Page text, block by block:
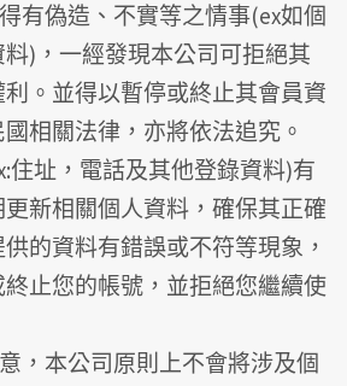
有偽造、不實等之情事(ex如個
)，一經發現本公司可拒絕其
。並得以暫停或終止其會員資
相關法律，亦將依法追究。
住址，電話及其他登錄資料)有
新相關個人資料，確保其正確
的資料有錯誤或不符等現象，
止您的帳號，並拒絕您繼續使
，本公司原則上不會將涉及個